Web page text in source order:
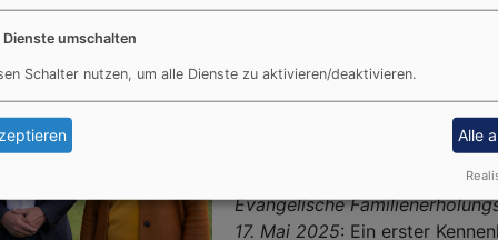
Drei Dekanate
Weg zur Fusion
Neumarkt, Altdorf
Hersbruck
gemeinsame
Evangelische
17. Mai 2025: Ein erster
Dienste umschalten
Schalter nutzen, um alle Dienste zu aktivieren/deaktivieren.
Alle